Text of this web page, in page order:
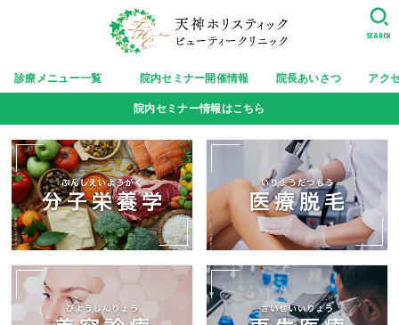
診療メニュー一覧 院内セミナー開催情報 院長あいさつ アク
SEARCH
院内セミナー情報はこちら